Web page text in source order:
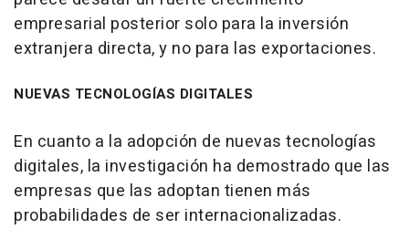
empresarial posterior solo para la inversión
extranjera directa, y no para las exportaciones.
NUEVAS TECNOLOGÍAS DIGITALES
En cuanto a la adopción de nuevas tecnologías
digitales, la investigación ha demostrado que las
empresas que las adoptan tienen más
probabilidades de ser internacionalizadas.